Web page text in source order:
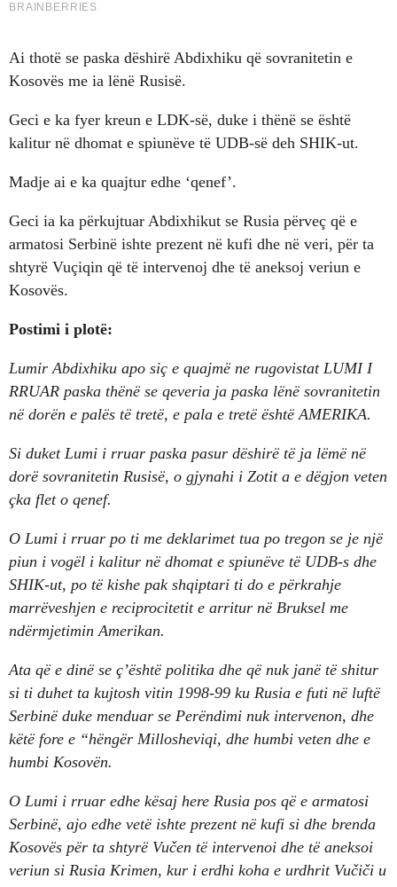
Ai thotë se paska dëshirë Abdixhiku që sovranitetin e
Kosovës me ia lënë Rusisë.
Geci e ka fyer kreun e LDK-së, duke i thënë se është
kalitur në dhomat e spiunëve të UDB-së deh SHIK-ut.
Madje ai e ka quajtur edhe ‘qenef’.
Geci ia ka përkujtuar Abdixhikut se Rusia përveç që e
armatosi Serbinë ishte prezent në kufi dhe në veri, për ta
shtyrë Vuçiqin që të intervenoj dhe të aneksoj veriun e
Kosovës.
Postimi i plotë:
Lumir Abdixhiku apo siç e quajmë ne rugovistat LUMI I
RRUAR paska thënë se qeveria ja paska lënë sovranitetin
në dorën e palës të tretë, e pala e tretë është AMERIKA.
Si duket Lumi i rruar paska pasur dëshirë të ja lëmë në
dorë sovranitetin Rusisë, o gjynahi i Zotit a e dëgjon veten
çka flet o qenef.
O Lumi i rruar po ti me deklarimet tua po tregon se je një
piun i vogël i kalitur në dhomat e spiunëve të UDB-s dhe
SHIK-ut, po të kishe pak shqiptari ti do e përkrahje
marrëveshjen e reciprocitetit e arritur në Bruksel me
ndërmjetimin Amerikan.
Ata që e dinë se ç’është politika dhe që nuk janë të shitur
si ti duhet ta kujtosh vitin 1998-99 ku Rusia e futi në luftë
Serbinë duke menduar se Perëndimi nuk intervenon, dhe
këtë fore e “hëngër Millosheviqi, dhe humbi veten dhe e
humbi Kosovën.
O Lumi i rruar edhe kësaj here Rusia pos që e armatosi
Serbinë, ajo edhe vetë ishte prezent në kufi si dhe brenda
Kosovës për ta shtyrë Vučen të intervenoi dhe të aneksoi
veriun si Rusia Krimen, kur i erdhi koha e urdhrit Vučiči u